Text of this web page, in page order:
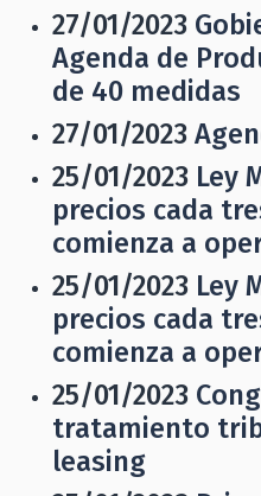
27/01/2023
Agenda de
de 40 medidas
27/01/2023
25/01/2023 Ley
precios cada
comienza a
25/01/2023 Ley
precios cada
comienza a
25/01/2023
tratamiento
leasing